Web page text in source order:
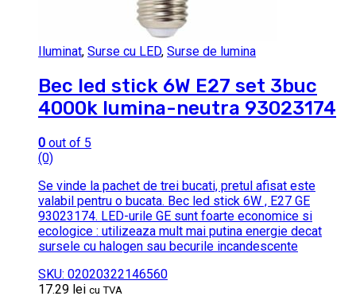
Iluminat, Surse cu LED, Surse de lumina
Bec led stick 6W E27 set 3buc
4000k lumina-neutra 93023174
0 out of 5
(0)
Se vinde la pachet de trei bucati, pretul afisat este
valabil pentru o bucata. Bec led stick 6W , E27 GE
93023174. LED-urile GE sunt foarte economice si
ecologice : utilizeaza mult mai putina energie decat
sursele cu halogen sau becurile incandescente
SKU: 02020322146560
17.29 lei cu TVA